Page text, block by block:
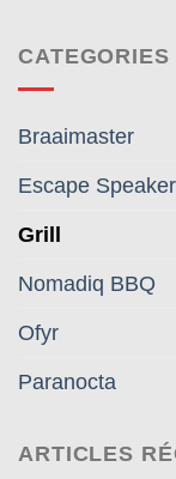
CATEGORIES
Braaimaster
Escape
Grill
Nomadiq BBQ
Ofyr
Paranocta
ARTICLES